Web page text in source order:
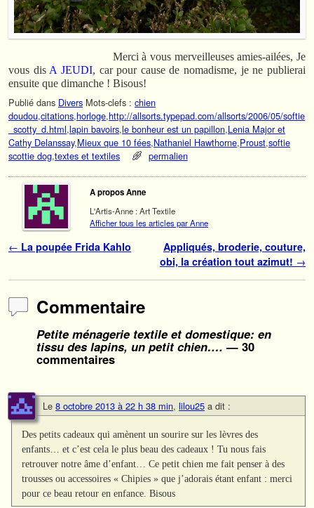
Merci à vous merveilleuses amies-ailées, Je
vous dis A JEUDI, car pour cause de nomadisme, je ne publierai
ensuite que dimanche ! Bisous!
Publié dans Divers Mots-clefs : chien
doudou,citations,horloge,http://allsorts.typepad.com/allsorts/2006/05/softie
_scotty_d.html,lapin bavoirs,le bonheur est un papillon,Lenia Major et
Cathy Delanssay,Mieux que 10 fées,Nathaniel Hawthorne,Proust,softie
scottie dog,textes et textiles permalien
A propos Anne
L'Artis-Anne : Art Textile
Afficher tous les articles par Anne
Navigation des articles
← La poupée Frida Kahlo
Appliqués, broderie, couture,
obi, la création tout azimut! →
Commentaire
Petite ménagerie textile et domestique: en
tissu des lapins, un petit chien…. — 30
commentaires
Le 8 octobre 2013 à 22 h 38 min, lilou25 a dit :
Des petits cadeaux qui amènent un sourire sur les lèvres des
enfants… et c’est cela le plus beau des cadeaux ! Tu nous fais
retrouver notre âme d’enfant… Ce petit chien me fait penser à des
trousses ou accessoires « Chipies » que j’adorais étant enfant : merci
pour ce beau retour en enfance. Bisous